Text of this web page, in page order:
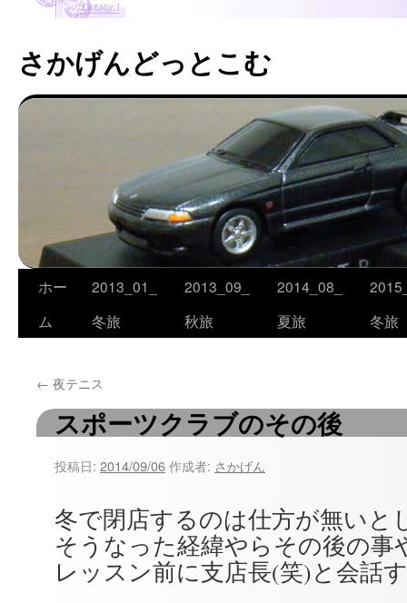
さかげんどっとこむ
コ
ン
ツ
ホー
ム
2013_01_
冬旅
2013_09_
秋旅
2014_08_
夏旅
冬旅
← 夜テニス
スポーツクラブのその後
投稿日: 2014/09/06作成者: さかげん
冬で閉店するのは仕方が無いと
そうなった経緯やらその後の事
レッスン前に支店長(笑)と会話